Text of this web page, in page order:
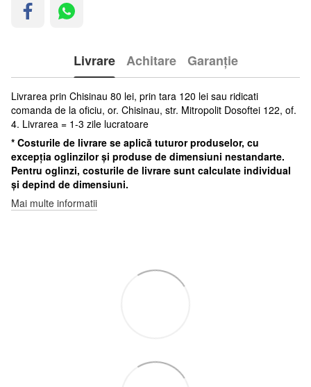
Livrare Achitare Garanție
Livrarea prin Chisinau 80 lei, prin tara 120 lei sau ridicati
comanda de la oficiu, or. Chisinau, str. Mitropolit Dosoftei 122, of.
4. Livrarea = 1-3 zile lucratoare
* Costurile de livrare se aplică tuturor produselor, cu
excepția oglinzilor și produse de dimensiuni nestandarte.
Pentru oglinzi, costurile de livrare sunt calculate individual
și depind de dimensiuni.
Mai multe informatii